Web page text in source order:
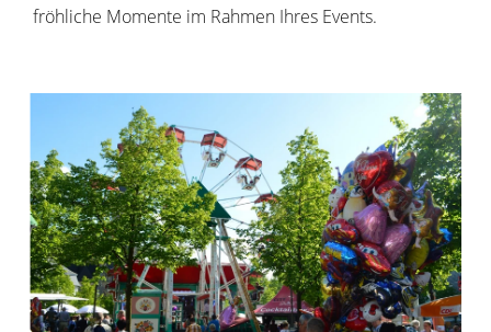
fröhliche Momente im Rahmen Ihres Events.